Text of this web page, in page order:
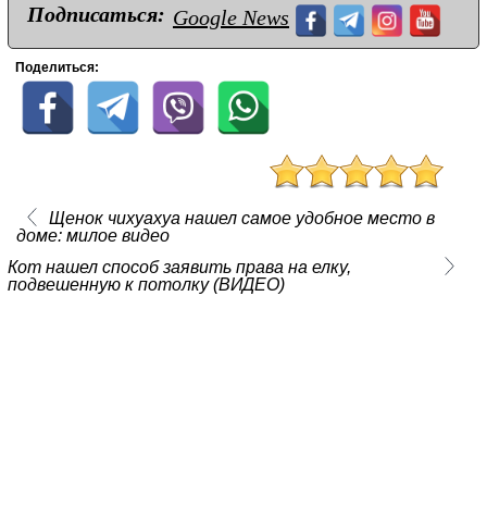
Подписаться: Google News
Поделиться:
Щенок чихуахуа нашел самое удобное место в
доме: милое видео
Кот нашел способ заявить права на елку,
подвешенную к потолку (ВИДЕО)